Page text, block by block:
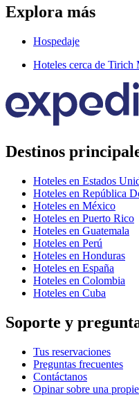
Explora más
Hospedaje
Hoteles cerca de Tirich
Destinos
Hoteles en Estados
Hoteles en República
Hoteles en México
Hoteles en Puerto Rico
Hoteles en Guatemala
Hoteles en Perú
Hoteles en Honduras
Hoteles en España
Hoteles en Colombia
Hoteles en Cuba
Soporte y
Tus reservaciones
Preguntas frecuentes
Contáctanos
Opinar sobre una